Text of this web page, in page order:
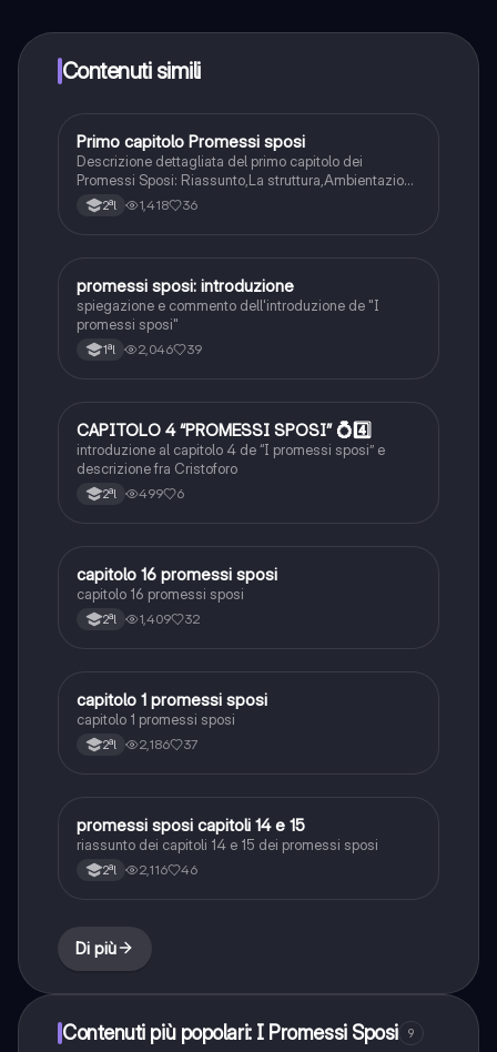
Knowunity Premium, che consente di studiare senza
alcun limite!!
Contenuti simili
Italiano
Primo capitolo Promessi sposi
Descrizione dettagliata del primo capitolo dei
Promessi Sposi: Riassunto,La struttura,Ambientazione
e tempo,i personaggi,il linguaggio e l’ironia
2ªl 1,418 36
Italiano
promessi sposi: introduzione
spiegazione e commento dell'introduzione de "I
promessi sposi"
1ªl 2,046 39
Italiano
CAPITOLO 4 “PROMESSI SPOSI” 💍4️⃣
introduzione al capitolo 4 de “I promessi sposi” e
descrizione fra Cristoforo
2ªl 499 6
Italiano
capitolo 16 promessi sposi
capitolo 16 promessi sposi
2ªl 1,409 32
Italiano
capitolo 1 promessi sposi
capitolo 1 promessi sposi
2ªl 2,186 37
Italiano
promessi sposi capitoli 14 e 15
riassunto dei capitoli 14 e 15 dei promessi sposi
2ªl 2,116 46
Di più
Contenuti più popolari: I Promessi Sposi 9